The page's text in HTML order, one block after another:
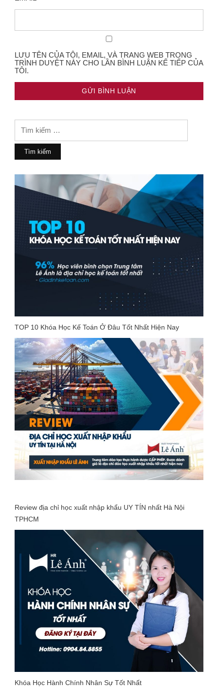
LƯU TÊN CỦA TÔI, EMAIL, VÀ TRANG WEB TRONG
TRÌNH DUYỆT NÀY CHO LẦN BÌNH LUẬN KẾ TIẾP CỦA
TÔI.
cho:
TOP 10 Khóa Học Kế Toán Ở Đâu Tốt Nhất Hiện Nay
Review địa chỉ học xuất nhập khẩu UY TÍN nhất Hà Nội
TPHCM
Khóa Học Hành Chính Nhân Sự Tốt Nhất